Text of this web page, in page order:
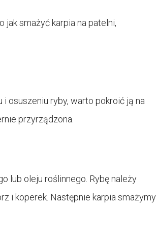
jak smażyć karpia na patelni,
osuszeniu ryby, warto pokroić ją na
przyrządzona.
lub oleju roślinnego. Rybę należy
i koperek. Następnie karpia smażymy